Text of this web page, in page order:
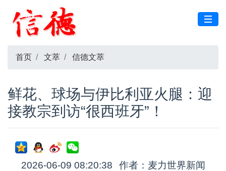
首页 文萃 信德文萃
鲜花、球场与伊比利亚火腿：迎
接教宗到访“很西班牙”！
2026-06-09 08:20:38 作者：麦力世界新闻